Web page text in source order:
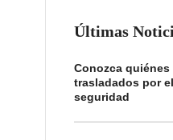
Últimas
Conozca
trasladados por
seguridad